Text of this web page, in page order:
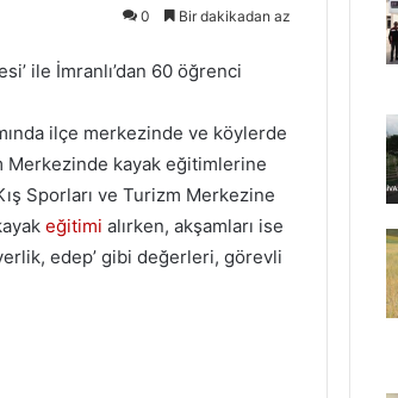
0 Bir dakikadan az
ile İmranlı’dan 60 öğrenci
ilçe merkezinde ve köylerde
Merkezinde kayak eğitimlerine
Sporları ve Turizm Merkezine
eğitimi alırken, akşamları ise
edep’ gibi değerleri, görevli